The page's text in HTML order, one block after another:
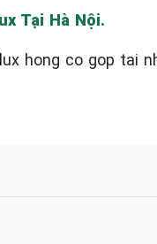
Tại Hà Nội.
hong co gop tai